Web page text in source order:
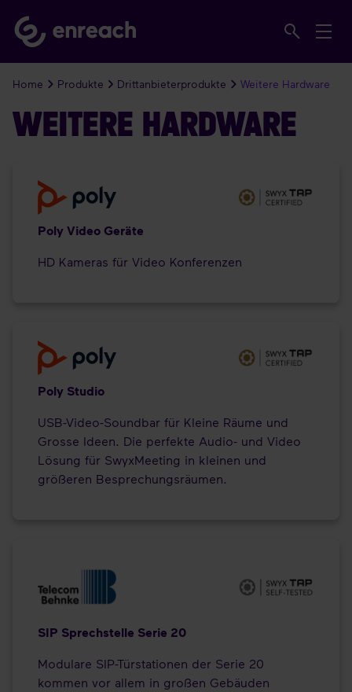
Home Produkte Drittanbieterprodukte Weitere Hardware
WEITERE HARDWARE
Poly Video Geräte
HD Kameras für Video Konferenzen
Poly Studio
USB-Video-Soundbar für Kleine Räume und
Grosse Ideen. Die perfekte Audio- und Video
Lösung für SwyxMeeting in kleinen und
größeren Besprechungsräumen.
SIP Sprechstelle Serie 20
Modulare SIP-Türstationen der Serie 20
kommen vor allem in großen Gebäuden